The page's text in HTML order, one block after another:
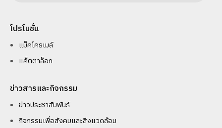
โปรโมชั่น
แม็คโครเมล์
แค็ตตาล็อก
ข่าวสารและกิจกรรม
ข่าวประชาสัมพันธ์
กิจกรรมเพื่อสังคมและสิ่งแวดล้อม